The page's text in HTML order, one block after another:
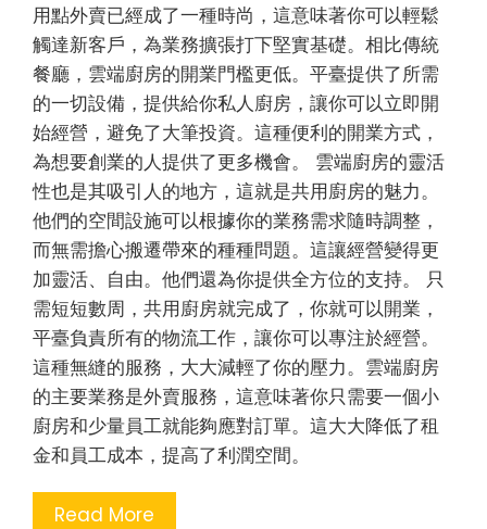
用點外賣已經成了一種時尚，這意味著你可以輕鬆
觸達新客戶，為業務擴張打下堅實基礎。相比傳統
餐廳，雲端廚房的開業門檻更低。平臺提供了所需
的一切設備，提供給你私人廚房，讓你可以立即開
始經營，避免了大筆投資。這種便利的開業方式，
為想要創業的人提供了更多機會。 雲端廚房的靈活
性也是其吸引人的地方，這就是共用廚房的魅力。
他們的空間設施可以根據你的業務需求隨時調整，
而無需擔心搬遷帶來的種種問題。這讓經營變得更
加靈活、自由。他們還為你提供全方位的支持。 只
需短短數周，共用廚房就完成了，你就可以開業，
平臺負責所有的物流工作，讓你可以專注於經營。
這種無縫的服務，大大減輕了你的壓力。雲端廚房
的主要業務是外賣服務，這意味著你只需要一個小
廚房和少量員工就能夠應對訂單。這大大降低了租
金和員工成本，提高了利潤空間。
Read More